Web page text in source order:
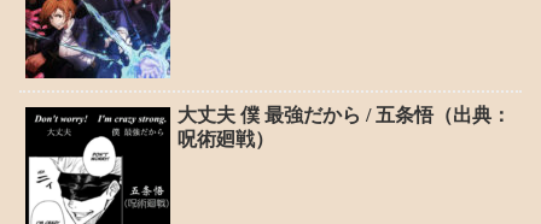
大丈夫 僕 最強だから / 五条悟（出典：
呪術廻戦）